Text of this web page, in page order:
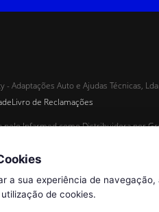
Adaptações Auto e Ajudas Técnicas, Lda.
Livro de Reclamações
pelo Infarmed como Distribuidora por
a sua experiência de
de cookies.